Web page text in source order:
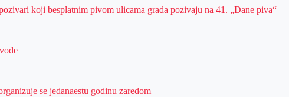
koji besplatnim pivom ulicama grada pozivaju na 41. „Dane piva“
se jedanaestu godinu zaredom